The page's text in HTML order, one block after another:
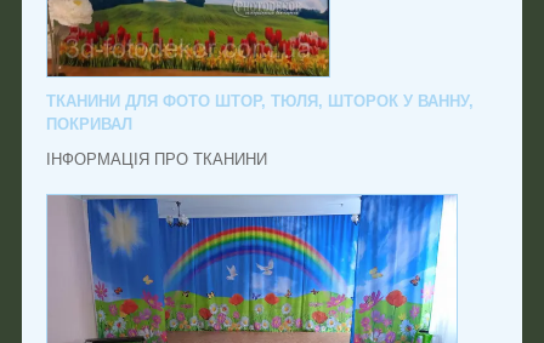
ТКАНИНИ ДЛЯ ФОТО ШТОР, ТЮЛЯ, ШТОРОК У ВАННУ,
ПОКРИВАЛ
ІНФОРМАЦІЯ ПРО ТКАНИНИ